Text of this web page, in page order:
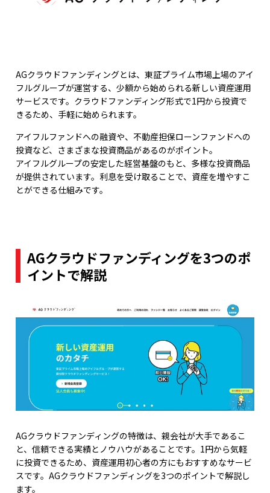
AGクラウドファンディングとは、東証プライム市場上場のアイ
フルグループが運営する、少額から始められる新しい資産運用
サービスです。クラウドファンディング形式で1円から投資で
きるため、手軽に始められます。
アイフルファンドへの融資や、不動産担保ローンファンドへの
投資など、さまざまな投資商品があるのがポイント。
アイフルグループの安定した経営基盤のもと、多様な投資商品
が提供されています。利息を受け取ることで、資産を増やすこ
とができる仕組みです。
AGクラウドファンディングを3つのポ
イントで解説
AGクラウドファンディングの特徴は、親会社が大手であるこ
と、信頼できる実績とノウハウがあることです。1円から気軽
に投資できるため、資産運用初心者の方にもおすすめなサービ
スです。AGクラウドファンディングを3つのポイントで解説し
ます。